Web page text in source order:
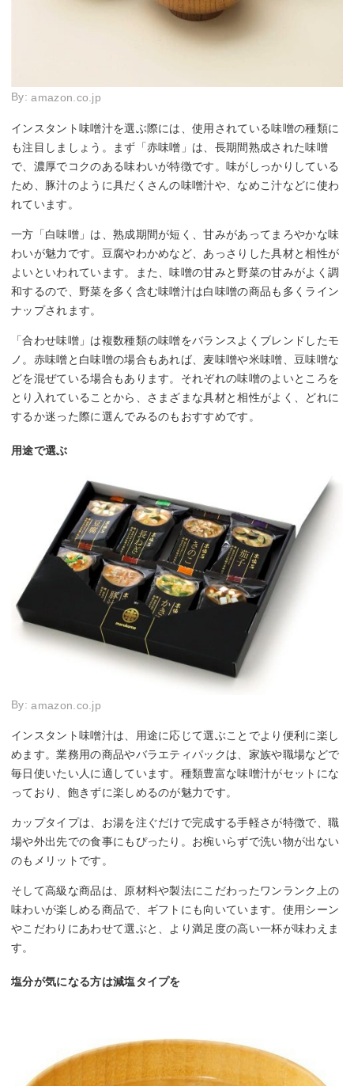
By:amazon.co.jp
インスタント味噌汁を選ぶ際には、使用されている味噌の種類に
も注目しましょう。まず「赤味噌」は、長期間熟成された味噌
で、濃厚でコクのある味わいが特徴です。味がしっかりしている
ため、豚汁のように具だくさんの味噌汁や、なめこ汁などに使わ
れています。
一方「白味噌」は、熟成期間が短く、甘みがあってまろやかな味
わいが魅力です。豆腐やわかめなど、あっさりした具材と相性が
よいといわれています。また、味噌の甘みと野菜の甘みがよく調
和するので、野菜を多く含む味噌汁は白味噌の商品も多くライン
ナップされます。
「合わせ味噌」は複数種類の味噌をバランスよくブレンドしたモ
ノ。赤味噌と白味噌の場合もあれば、麦味噌や米味噌、豆味噌な
どを混ぜている場合もあります。それぞれの味噌のよいところを
とり入れていることから、さまざまな具材と相性がよく、どれに
するか迷った際に選んでみるのもおすすめです。
用途で選ぶ
By:amazon.co.jp
インスタント味噌汁は、用途に応じて選ぶことでより便利に楽し
めます。業務用の商品やバラエティパックは、家族や職場などで
毎日使いたい人に適しています。種類豊富な味噌汁がセットにな
っており、飽きずに楽しめるのが魅力です。
カップタイプは、お湯を注ぐだけで完成する手軽さが特徴で、職
場や外出先での食事にもぴったり。お椀いらずで洗い物が出ない
のもメリットです。
そして高級な商品は、原材料や製法にこだわったワンランク上の
味わいが楽しめる商品で、ギフトにも向いています。使用シーン
やこだわりにあわせて選ぶと、より満足度の高い一杯が味わえま
す。
塩分が気になる方は減塩タイプを